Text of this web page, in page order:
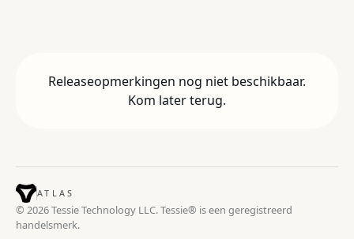
Releaseopmerkingen nog niet beschikbaar.
Kom later terug.
ATLAS
© 2026 Tessie Technology LLC. Tessie® is een geregistreerd
handelsmerk.